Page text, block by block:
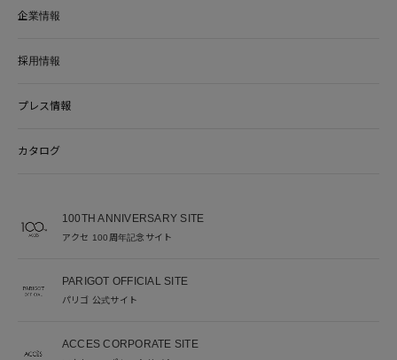
企業情報
採用情報
プレス情報
カタログ
100TH ANNIVERSARY SITE
アクセ 100周年記念サイト
PARIGOT OFFICIAL SITE
パリゴ 公式サイト
ACCES CORPORATE SITE